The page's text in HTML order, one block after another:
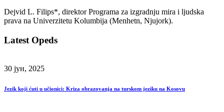
Dejvid L. Filips*, direktor Programa za izgradnju mira i ljudska
prava na Univerzitetu Kolumbija (Menhetn, Njujork).
Latest Opeds
30 јун, 2025
Jezik koji ćuti u učionici: Kriza obrazovanja na turskom jeziku na Kosovu